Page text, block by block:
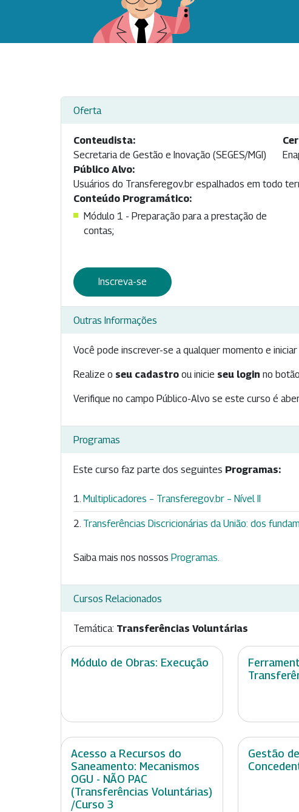
Oferta
Conteudista:
Secretaria de Gestão e Inovação (SEGES/MGI)
Público Alvo:
Usuários do Transferegov.br espalhados em todo
Conteúdo Programático:
Módulo 1 - Preparação para a prestação de
contas;
Inscreva-se
Outras Informações
Você pode inscrever-se a qualquer momento e
Realize o seu cadastro ou inicie seu login no botão
Verifique no campo Público-Alvo se este curso é
Programas
Este curso faz parte dos seguintes Programas:
Multiplicadores – Transferegov.br – Nível II
Transferências Discricionárias da União: dos
Saiba mais nos nossos Programas.
Cursos Relacionados
Temática: Transferências Voluntárias
Módulo de Obras: Execução
Acesso a Recursos do
Saneamento: Mecanismos
OGU - NÃO PAC
(Transferências Voluntárias)
/Curso 3
Gestão